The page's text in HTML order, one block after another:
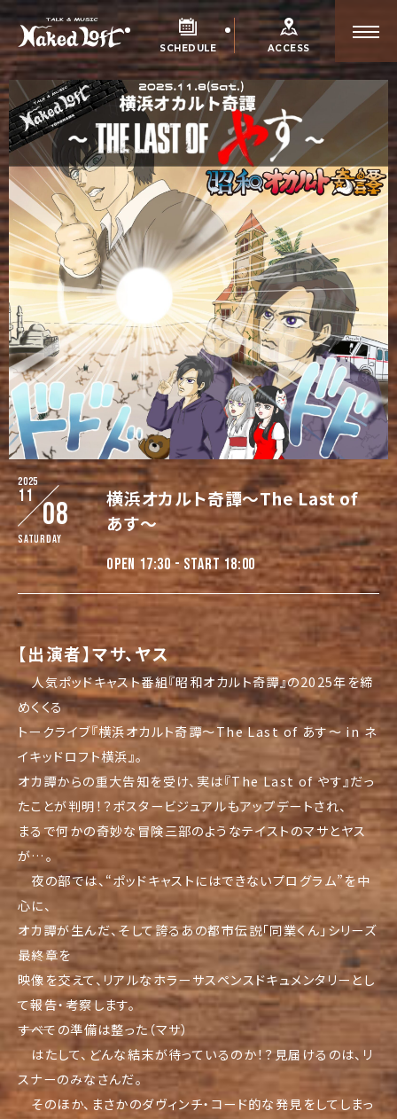
SCHEDULE ACCESS
2025
11
08
Saturday
横浜オカルト奇譚～The Last of
あす～
OPEN 17:30 - START 18:00
【出演者】マサ、ヤス
人気ポッドキャスト番組『昭和オカルト奇譚』の2025年を締
めくくる
トークライブ『横浜オカルト奇譚～The Last of あす～ in ネ
イキッドロフト横浜』。
オカ譚からの重大告知を受け、実は『The Last of やす』だっ
たことが判明！？ ポスタービジュアルもアップデートされ、
まるで何かの奇妙な冒険三部のようなテイストのマサとヤス
が…。
夜の部では、“ポッドキャストにはできないプログラム”を中
心に、
オカ譚が生んだ、そして誇るあの都市伝説「同業くん」 シリーズ
最終章を
映像を交えて、 リアルなホラーサスペンスドキュメンタリーとし
て報告・考察します。
―――すべての準備は整った（マサ）
はたして、どんな結末が待っているのか！？見届けるのは、 リ
スナーのみなさんだ。
そのほか、まさかのダヴィンチ・コード的な発見をしてしまっ